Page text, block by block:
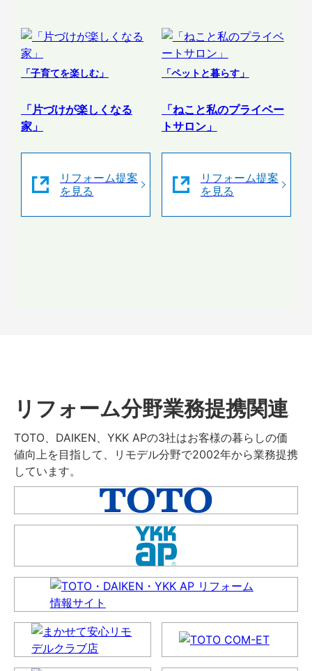
「子育てを楽しむ」
「片づけが楽しくなる
家」
リフォーム提案
を見る
「ペットと暮らす」
「ねこと私のプライベー
トサロン」
リフォーム提案
を見る
リフォーム分野業務提携関連
TOTO、DAIKEN、YKK APの3社はお客様の暮らしの価
値向上を目指して、リモデル分野で2002年から業務提携
しています。